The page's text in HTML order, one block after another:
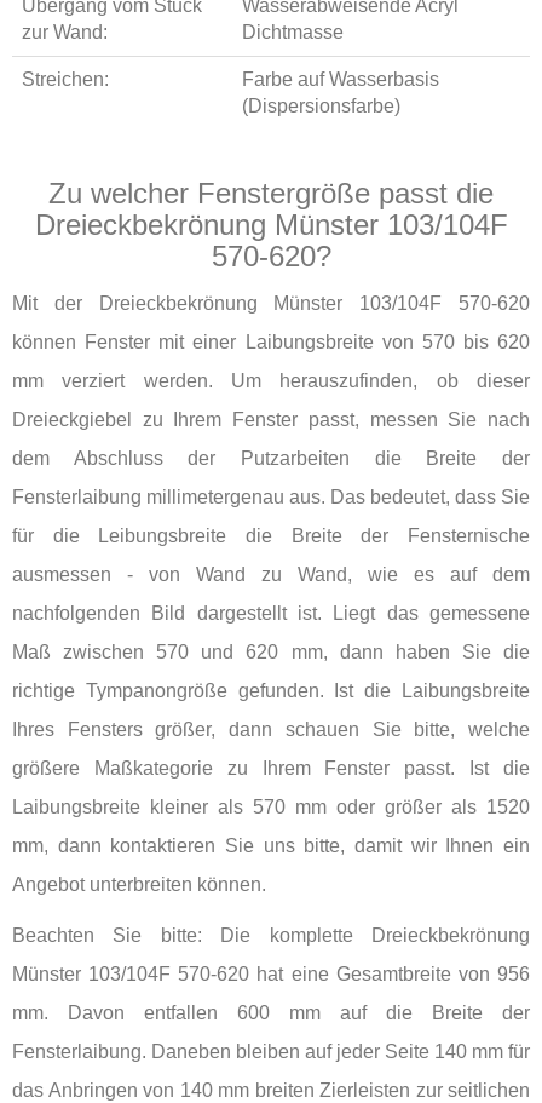
Übergang vom Stuck
zur Wand:
Wasserabweisende Acryl
Dichtmasse
Streichen:
Farbe auf Wasserbasis
(Dispersionsfarbe)
Zu welcher Fenstergröße passt die
Dreieckbekrönung Münster 103/104F
570-620?
Mit der Dreieckbekrönung Münster 103/104F 570-620
können Fenster mit einer Laibungsbreite von 570 bis 620
mm verziert werden. Um herauszufinden, ob dieser
Dreieckgiebel zu Ihrem Fenster passt, messen Sie nach
dem Abschluss der Putzarbeiten die Breite der
Fensterlaibung millimetergenau aus. Das bedeutet, dass Sie
für die Leibungsbreite die Breite der Fensternische
ausmessen - von Wand zu Wand, wie es auf dem
nachfolgenden Bild dargestellt ist. Liegt das gemessene
Maß zwischen 570 und 620 mm, dann haben Sie die
richtige Tympanongröße gefunden. Ist die Laibungsbreite
Ihres Fensters größer, dann schauen Sie bitte, welche
größere Maßkategorie zu Ihrem Fenster passt. Ist die
Laibungsbreite kleiner als 570 mm oder größer als 1520
mm, dann kontaktieren Sie uns bitte, damit wir Ihnen ein
Angebot unterbreiten können.
Beachten Sie bitte: Die komplette Dreieckbekrönung
Münster 103/104F 570-620 hat eine Gesamtbreite von 956
mm. Davon entfallen 600 mm auf die Breite der
Fensterlaibung. Daneben bleiben auf jeder Seite 140 mm für
das Anbringen von 140 mm breiten Zierleisten zur seitlichen